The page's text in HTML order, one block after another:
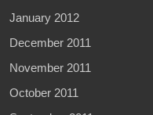
January 2012
December 2011
November 2011
October 2011